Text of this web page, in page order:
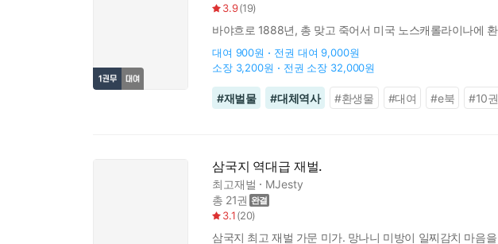
3.9(19)
바야흐로 1888년, 총 맞고 죽어서 미국 노스캐롤라이나에
대여 900원 전권 대여 9,000원
소장 3,200원 전권 소장 32,000원
#재벌물 #대체역사 #환생물 #대여 #e북 #10
삼국지 역대급 재벌.
최고재벌
MJesty
총 21권
3.1(20)
삼국지 최고 재벌 가문 미가. 망나니 미방이 일찌감치 마음